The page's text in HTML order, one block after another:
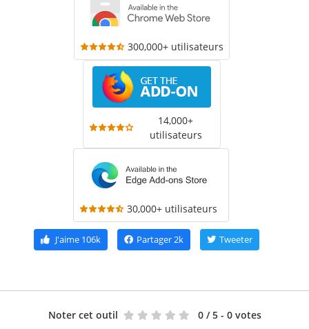
300,000+ utilisateurs
14,000+
utilisateurs
30,000+ utilisateurs
J'aime106k Partager2k Tweeter
Noter cet outil 0 / 5 - 0 votes